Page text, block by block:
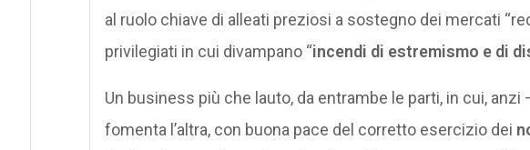
al ruolo chiave di alleati preziosi a sostegno dei mercati
privilegiati in cui divampano “incendi di estremismo e di
Un business più che lauto, da entrambe le parti, in cui,
fomenta l’altra, con buona pace del corretto esercizio dei